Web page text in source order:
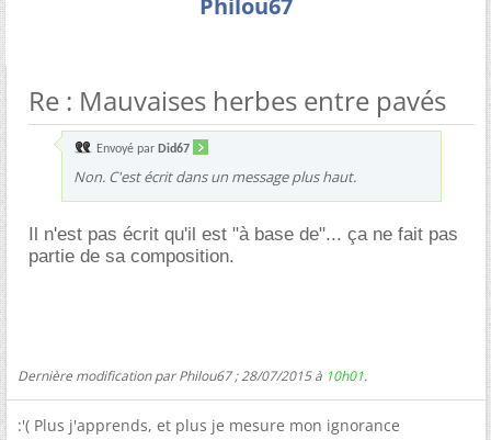
Philou67
Re : Mauvaises herbes entre pavés
Envoyé par Did67
Non. C'est écrit dans un message plus haut.
Il n'est pas écrit qu'il est "à base de"... ça ne fait pas
partie de sa composition.
Dernière modification par Philou67 ; 28/07/2015 à 10h01.
:'( Plus j'apprends, et plus je mesure mon ignorance